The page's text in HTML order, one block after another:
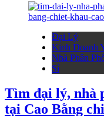
Đại Lý
Kinh Doanh
Nhà Phân
Sỉ
Tìm đại lý, nhà
tại Cao Bằng